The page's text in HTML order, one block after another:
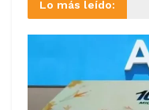
Lo más leído: